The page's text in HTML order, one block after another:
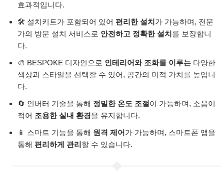
효과적입니다.
🛠️ 설치키트가 포함되어 있어 편리한 설치가 가능하며, 전문
가의 방문 설치 서비스로 안전하고 정확한 설치를 보장합니
다.
🎨 BESPOKE 디자인으로 인테리어와 조화를 이루는 다양한
색상과 스타일을 선택할 수 있어, 공간의 미적 가치를 높입니
다.
🔄 인버터 기술을 통해 정밀한 온도 조절이 가능하며, 소음이
적어 조용한 실내 환경을 유지합니다.
📱 스마트 기능을 통해 원격 제어가 가능하며, 스마트폰 앱을
통해 편리하게 관리할 수 있습니다.